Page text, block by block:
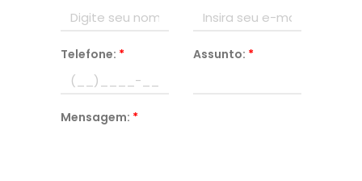
Telefone: * Assunto: *
Mensagem: *